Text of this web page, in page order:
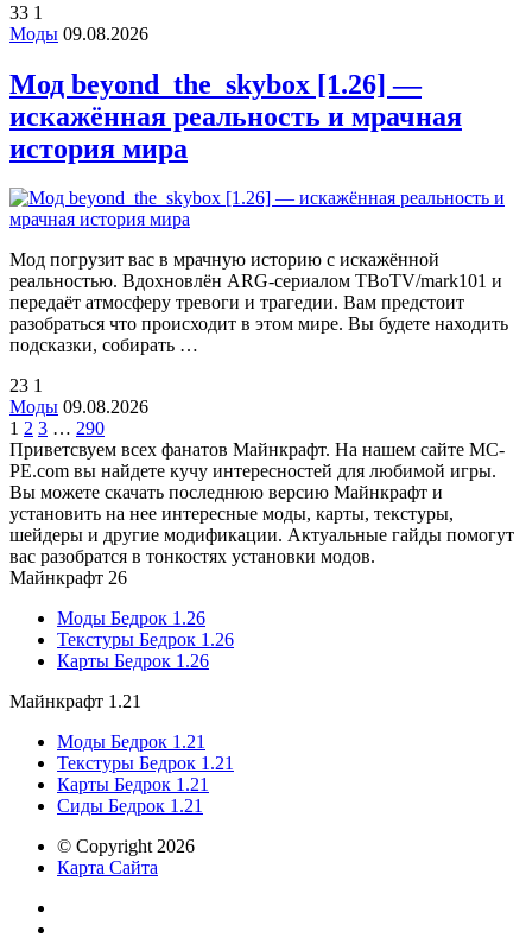
33 1
Моды 09.08.2026
Мод beyond_the_skybox [1.26] —
искажённая реальность и мрачная
история мира
Мод погрузит вас в мрачную историю с искажённой
реальностью. Вдохновлён ARG-сериалом TBoTV/mark101 и
передаёт атмосферу тревоги и трагедии. Вам предстоит
разобраться что происходит в этом мире. Вы будете находить
подсказки, собирать …
23 1
Моды 09.08.2026
1 2 3 … 290
Приветсвуем всех фанатов Майнкрафт. На нашем сайте MC-
PE.com вы найдете кучу интересностей для любимой игры.
Вы можете скачать последнюю версию Майнкрафт и
установить на нее интересные моды, карты, текстуры,
шейдеры и другие модификации. Актуальные гайды помогут
вас разобратся в тонкостях установки модов.
Майнкрафт 26
Моды Бедрок 1.26
Текстуры Бедрок 1.26
Карты Бедрок 1.26
Майнкрафт 1.21
Моды Бедрок 1.21
Текстуры Бедрок 1.21
Карты Бедрок 1.21
Сиды Бедрок 1.21
© Copyright 2026
Карта Сайта